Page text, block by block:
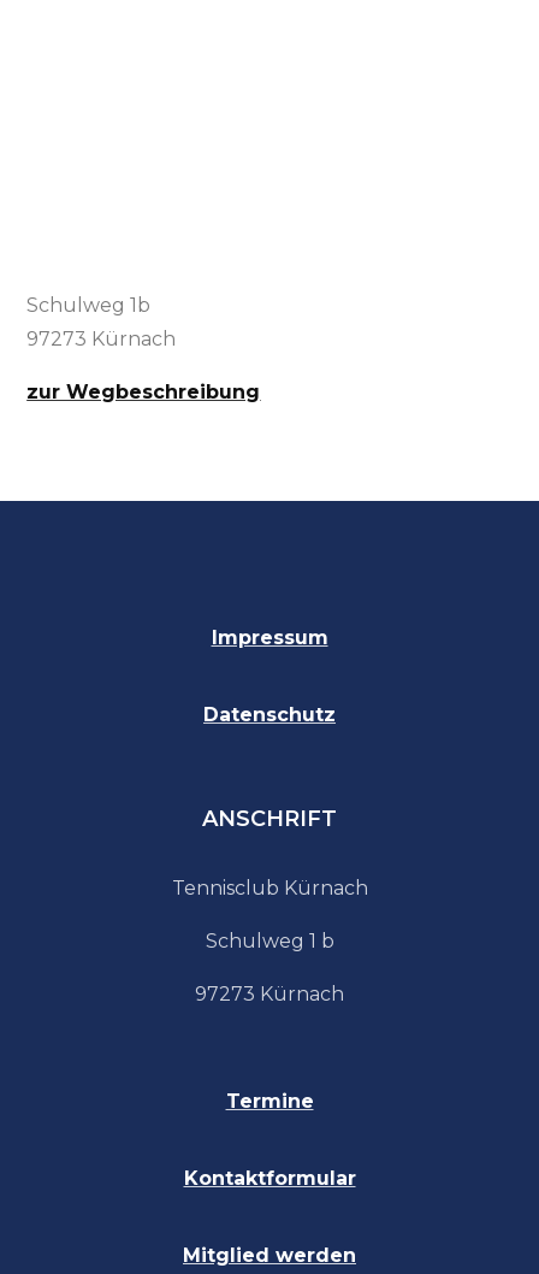
Schulweg 1b
97273 Kürnach
zur Wegbeschreibung
Impressum
Datenschutz
ANSCHRIFT
Tennisclub Kürnach
Schulweg 1 b
97273 Kürnach
Termine
Kontaktformular
Mitglied werden